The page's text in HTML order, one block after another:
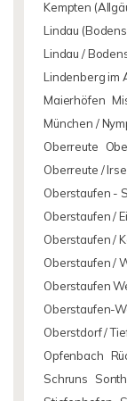
Kempten
Lindau
Lindau /
Lindenberg im
Maierhöfen
München /
Oberreute
Oberreute /
Oberstaufen -
Oberstaufen /
Oberstaufen /
Oberstaufen /
Oberstaufen
Oberstaufen-
Oberstdorf /
Opfenbach
Schruns